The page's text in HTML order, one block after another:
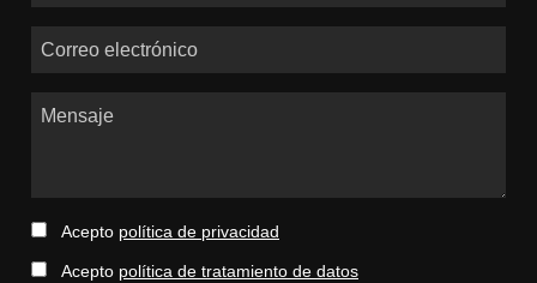
Correo electrónico
Mensaje
Acepto política de privacidad
Acepto política de tratamiento de datos